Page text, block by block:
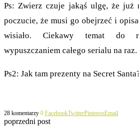
Ps: Zwierz czuje jakąś ulgę, że już
poczucie, że musi go obejrzeć i
wisiało. Ciekawy temat do
wypuszczaniem całego serialu na raz.
Ps2: Jak tam prezenty na Secret
28 komentarzy 0 FacebookTwitterPinterestEmail
poprzedni post